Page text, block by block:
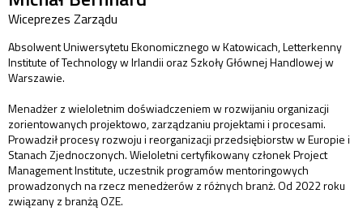
Wiceprezes Zarządu
Absolwent Uniwersytetu Ekonomicznego w Katowicach, Letterkenny
Institute of Technology w Irlandii oraz Szkoły Głównej Handlowej w
Warszawie.
Menadżer z wieloletnim doświadczeniem w rozwijaniu organizacji
zorientowanych projektowo, zarządzaniu projektami i procesami.
Prowadził procesy rozwoju i reorganizacji przedsiębiorstw w Europie i
Stanach Zjednoczonych. Wieloletni certyfikowany członek Project
Management Institute, uczestnik programów mentoringowych
prowadzonych na rzecz menedżerów z różnych branż. Od 2022 roku
związany z branżą OZE.